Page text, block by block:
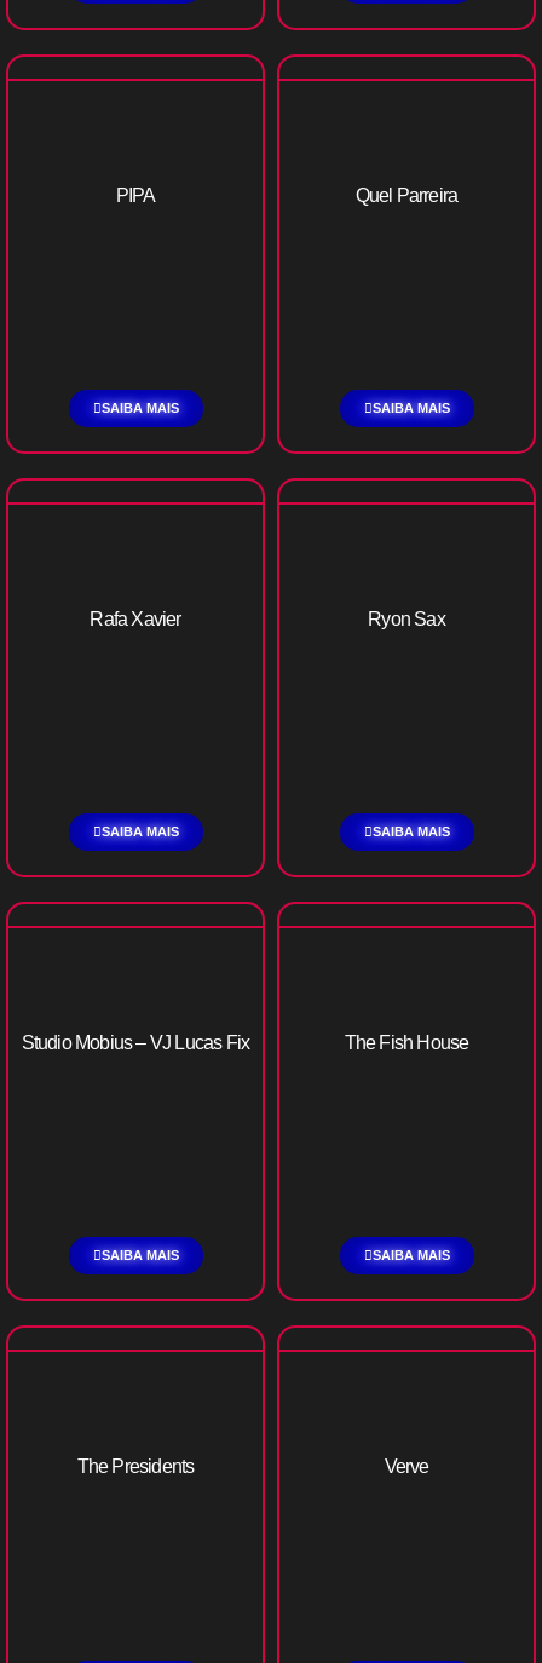
PIPA
SAIBA MAIS
Quel Parreira
SAIBA MAIS
Rafa Xavier
SAIBA MAIS
Ryon Sax
SAIBA MAIS
Studio Mobius – VJ Lucas Fix
SAIBA MAIS
The Fish House
SAIBA MAIS
The Presidents Verve